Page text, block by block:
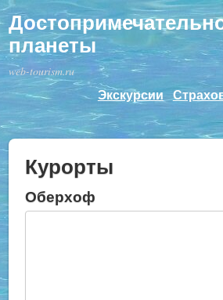
планеты
web-tourism.ru
Экскурсии
Курорты
Оберхоф